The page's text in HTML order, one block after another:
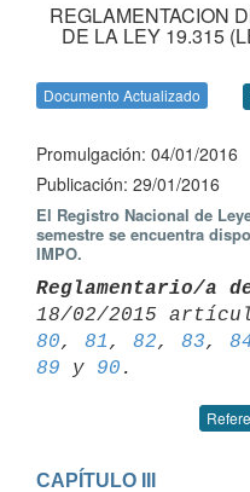
REGLAMENTACION
DE LA LEY 19.315
Documento Actualizado
Promulgación: 04/01/2016
Publicación: 29/01/2016
El Registro Nacional de
semestre se encuentra
IMPO.
Reglamentario/a
18/02/2015
80, 81 , 82, 83,
89 y 90
CAPÍTULO III